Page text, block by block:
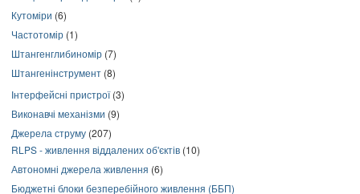
Кутоміри (6)
Частотомір (1)
Штангенглибиномір (7)
Штангенінструмент (8)
Інтерфейсні пристрої(3)
Виконавчі механізми (9)
Джерела струму (207)
RLPS - живлення віддалених об'єктів (10)
Автономні джерела живлення (6)
Бюджетні блоки безперебійного живлення (ББП)